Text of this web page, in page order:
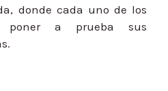
donde cada uno de los
poner a prueba sus